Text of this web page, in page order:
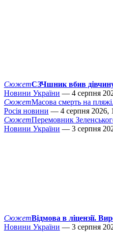
СюжетСЗЧшник вбив
Новини України — 4 серпня
СюжетМасова смерть на
Росія новини — 4 серпня 2026,
СюжетПеремовник
Новини України — 3 серпня
СюжетВідмова в ліцензії.
Новини України — 3 серпня